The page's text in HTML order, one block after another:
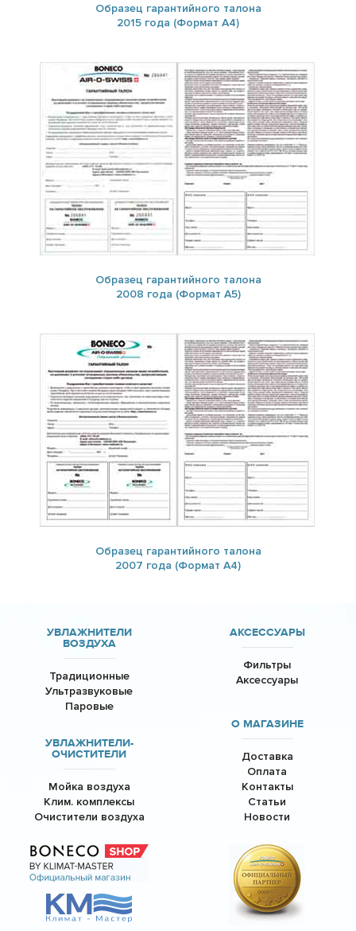
Образец гарантийного талона
2015 года (Формат А4)
Образец гарантийного талона
2008 года (Формат А5)
Образец гарантийного талона
2007 года (Формат А4)
УВЛАЖНИТЕЛИ
ВОЗДУХА
Традиционные
Ультразвуковые
Паровые
УВЛАЖНИТЕЛИ-
ОЧИСТИТЕЛИ
Мойка воздуха
Клим. комплексы
Очистители воздуха
АКСЕССУАРЫ
Фильтры
Аксессуары
О МАГАЗИНЕ
Доставка
Оплата
Контакты
Статьи
Новости